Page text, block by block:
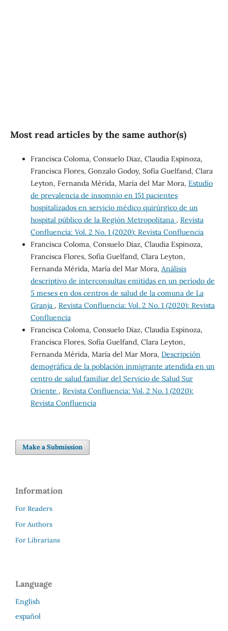
Most read articles by the same author(s)
Francisca Coloma, Consuelo Diaz, Claudia Espinoza,
Francisca Flores, Gonzalo Godoy, Sofía Guelfand, Clara
Leyton, Fernanda Mérida, María del Mar Mora, Estudio
de prevalencia de insomnio en 151 pacientes
hospitalizados en servicio médico quirúrgico de un
hospital público de la Región Metropolitana , Revista
Confluencia: Vol. 2 No. 1 (2020): Revista Confluencia
Francisca Coloma, Consuelo Diaz, Claudia Espinoza,
Francisca Flores, Sofía Guelfand, Clara Leyton,
Fernanda Mérida, María del Mar Mora, Análisis
descriptivo de interconsultas emitidas en un período de
5 meses en dos centros de salud de la comuna de La
Granja , Revista Confluencia: Vol. 2 No. 1 (2020): Revista
Confluencia
Francisca Coloma, Consuelo Diaz, Claudia Espinoza,
Francisca Flores, Sofía Guelfand, Clara Leyton,
Fernanda Mérida, María del Mar Mora, Descripción
demográfica de la población inmigrante atendida en un
centro de salud familiar del Servicio de Salud Sur
Oriente , Revista Confluencia: Vol. 2 No. 1 (2020):
Revista Confluencia
Make a Submission
Information
For Readers
For Authors
For Librarians
Language
English
español